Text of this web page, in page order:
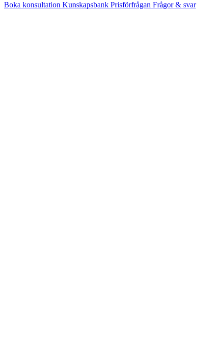
Boka konsultation Kunskapsbank Prisförfrågan Frågor & svar